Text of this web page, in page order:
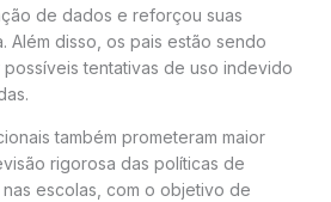
de dados e reforçou suas
Além disso, os pais estão sendo
tentativas de uso indevido
também prometeram maior
rigorosa das políticas de
escolas, com o objetivo de